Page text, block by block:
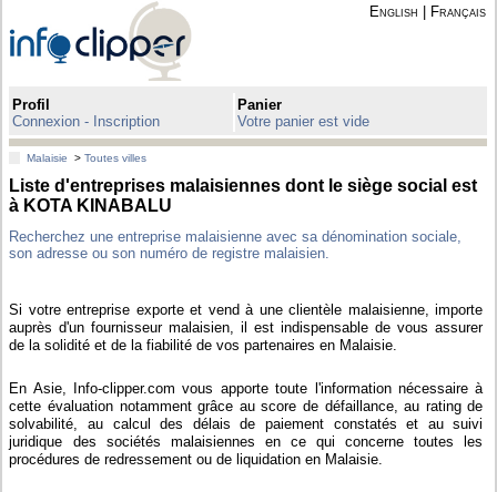
English Français
Profil
Connexion - Inscription
Panier
Votre panier est vide
Malaisie >Toutes villes
Liste d'entreprises malaisiennes dont le siège social est
à KOTA KINABALU
Recherchez une entreprise malaisienne avec sa dénomination sociale,
son adresse ou son numéro de registre malaisien.
Si votre entreprise exporte et vend à une clientèle malaisienne, importe
auprès d'un fournisseur malaisien, il est indispensable de vous assurer
de la solidité et de la fiabilité de vos partenaires en Malaisie.
En Asie, Info-clipper.com vous apporte toute l'information nécessaire à
cette évaluation notamment grâce au score de défaillance, au rating de
solvabilité, au calcul des délais de paiement constatés et au suivi
juridique des sociétés malaisiennes en ce qui concerne toutes les
procédures de redressement ou de liquidation en Malaisie.